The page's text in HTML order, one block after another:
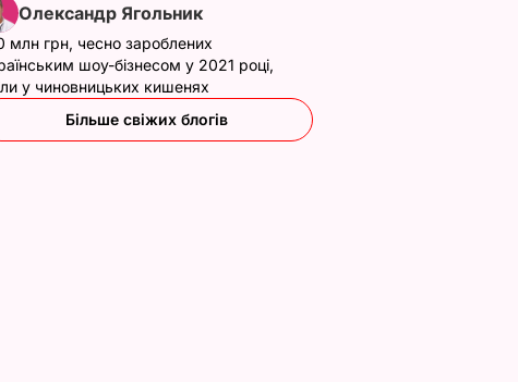
Олександр Ягольник
млн грн, чесно зароблених
шоу-бізнесом у 2021 році,
у чиновницьких кишенях
Більше свіжих блогів